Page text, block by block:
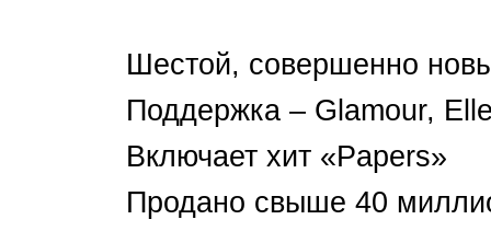
Шестой, совершенно
Поддержка – Glamour,
Включает хит «Papers»
Продано свыше 40